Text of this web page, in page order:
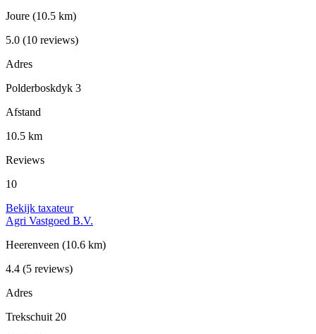
Joure (10.5 km)
5.0 (10 reviews)
Adres
Polderboskdyk 3
Afstand
10.5 km
Reviews
10
Bekijk taxateur
Agri Vastgoed B.V.
Heerenveen (10.6 km)
4.4 (5 reviews)
Adres
Trekschuit 20